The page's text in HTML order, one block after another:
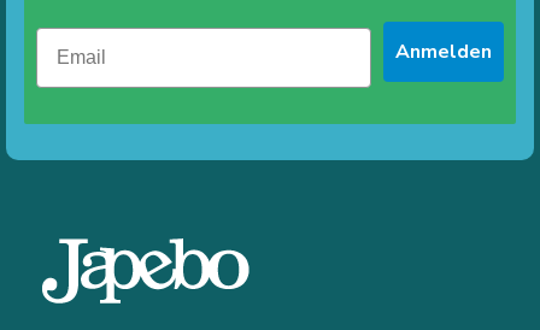
Anmelden